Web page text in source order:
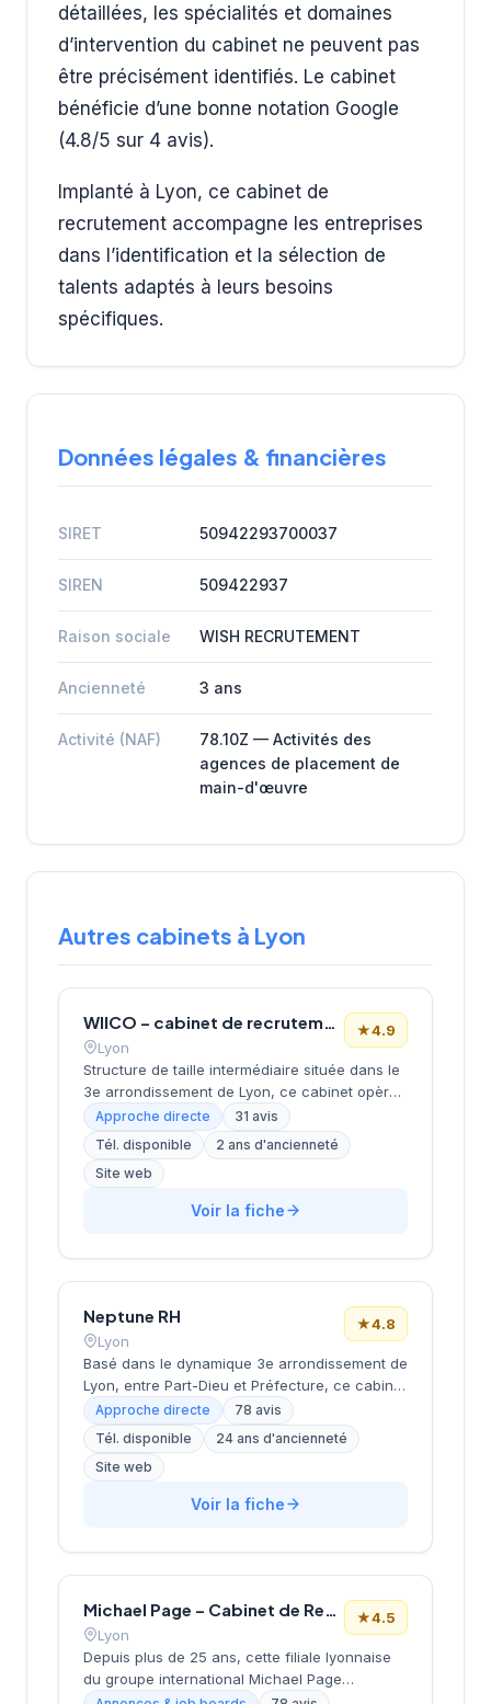
détaillées, les spécialités et domaines
d’intervention du cabinet ne peuvent pas
être précisément identifiés. Le cabinet
bénéficie d’une bonne notation Google
(4.8/5 sur 4 avis).
Implanté à Lyon, ce cabinet de
recrutement accompagne les entreprises
dans l’identification et la sélection de
talents adaptés à leurs besoins
spécifiques.
Données légales & financières
SIRET 50942293700037
SIREN 509422937
Raison sociale WISH RECRUTEMENT
Ancienneté 3 ans
Activité (NAF)
78.10Z — Activités des
agences de placement de
main-d'œuvre
Autres cabinets à Lyon
Lyon
★4.9
Structure de taille intermédiaire située dans le
3e arrondissement de Lyon, ce cabinet opère
depuis le quartier d'affaires de la Part-Dieu.
Dirigée par MOMTAZ-AZAD, l'entreprise
développe ses activités de recrutement avec
un positionnement géographique stratégique
au cœur du pôle économique lyonnais. La
Approche directe
31 avis
Tél. disponible
2 ans d'ancienneté
Site web
Voir la fiche
Neptune RH
Lyon
★4.8
Basé dans le dynamique 3e arrondissement de
Lyon, entre Part-Dieu et Préfecture, ce cabinet
de recrutement développe ses activités depuis
ses locaux de la rue Servient. Dirigé par
PERRIOLAT, il accompagne les entreprises
dans leurs recherches de talents avec une
approche personnalisée. La structure
Approche directe
78 avis
Tél. disponible
24 ans d'ancienneté
Site web
Voir la fiche
Lyon
★4.5
Depuis plus de 25 ans, cette filiale lyonnaise
du groupe international Michael Page
accompagne les entreprises et candidats